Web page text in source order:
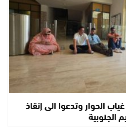
الحوار وتدعوا الى إنقاذ
الجنوبية